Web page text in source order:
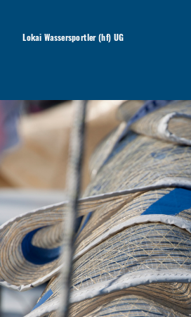
Lokai Wassersportler (hf) UG